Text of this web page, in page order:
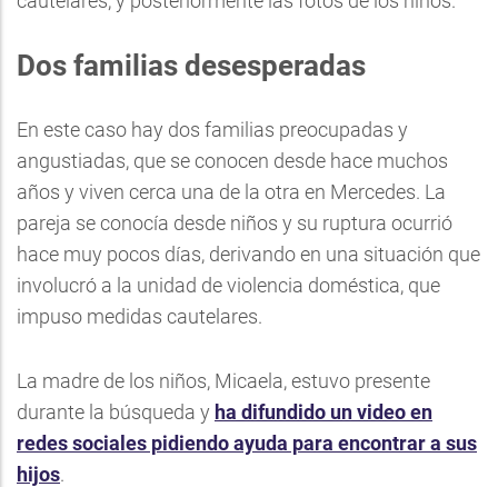
Dos familias desesperadas
En este caso hay dos familias preocupadas y
angustiadas, que se conocen desde hace muchos
años y viven cerca una de la otra en Mercedes. La
pareja se conocía desde niños y su ruptura ocurrió
hace muy pocos días, derivando en una situación que
involucró a la unidad de violencia doméstica, que
impuso medidas cautelares.
La madre de los niños, Micaela, estuvo presente
durante la búsqueda y ha difundido un video en
redes sociales pidiendo ayuda para encontrar a sus
hijos.